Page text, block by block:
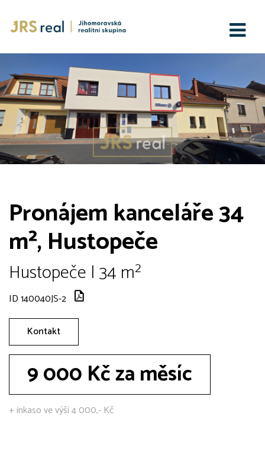
Pronájem kanceláře 34
m², Hustopeče
Hustopeče | 34 m²
ID 140040JS-2
Kontakt
9 000 Kč za měsíc
+ inkaso ve výši 4 000,- Kč